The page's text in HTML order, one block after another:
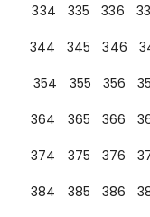
334
335 336
344
345 346
354
355 356
364
365 366
374
375 376
384
385 386